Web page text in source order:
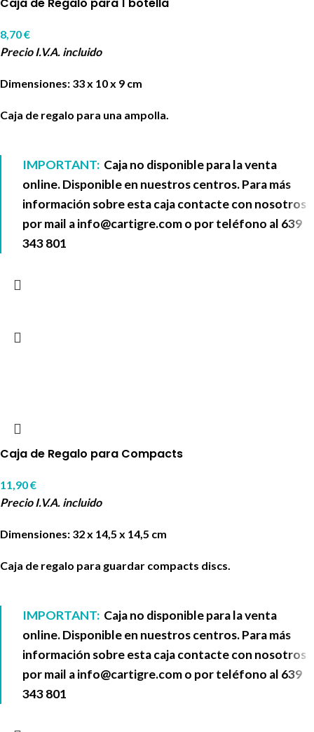
Caja de Regalo para 1 botella
8,70€
Precio I.V.A. incluido
Dimensiones: 33 x 10 x 9 cm
Caja de regalo para una ampolla.
IMPORTANT: Caja no disponible para la venta
online. Disponible en nuestros centros. Para más
información sobre esta caja contacte con nosotros
por mail ainfo@cartigre.como por teléfono al 639
343 801
Caja de Regalo para Compacts
11,90€
Precio I.V.A. incluido
Dimensiones: 32 x 14,5 x 14,5 cm
Caja de regalo para guardar compacts discs.
IMPORTANT: Caja no disponible para la venta
online. Disponible en nuestros centros. Para más
información sobre esta caja contacte con nosotros
por mail ainfo@cartigre.como por teléfono al 639
343 801